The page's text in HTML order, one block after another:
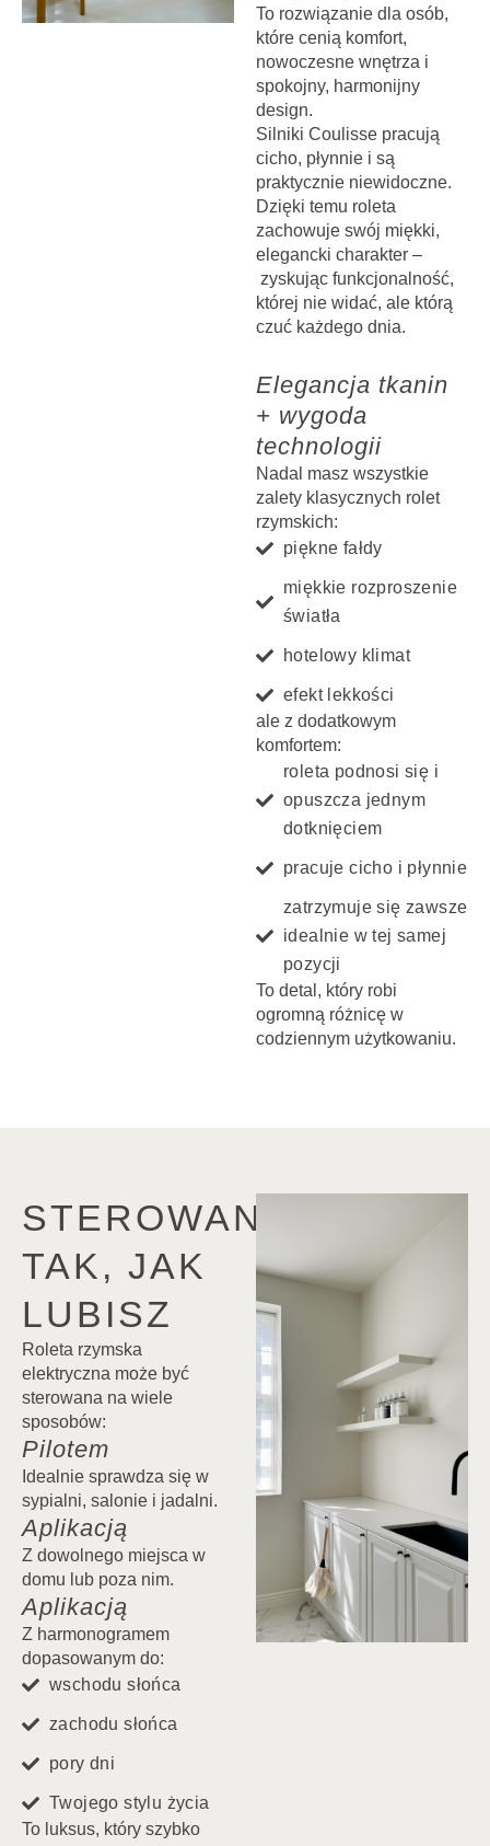
To rozwiązanie dla osób,
które cenią komfort,
nowoczesne wnętrza i
spokojny, harmonijny
design.
Silniki Coulisse pracują
cicho, płynnie i są
praktycznie niewidoczne.
Dzięki temu roleta
zachowuje swój miękki,
elegancki charakter –
zyskując funkcjonalność,
której nie widać, ale którą
czuć każdego dnia.
Elegancja tkanin
+ wygoda
technologii
Nadal masz wszystkie
zalety klasycznych rolet
rzymskich:
piękne fałdy
miękkie rozproszenie
światła
hotelowy klimat
efekt lekkości
ale z dodatkowym
komfortem:
roleta podnosi się i
opuszcza jednym
dotknięciem
pracuje cicho i płynnie
zatrzymuje się zawsze
idealnie w tej samej
pozycji
To detal, który robi
ogromną różnicę w
codziennym użytkowaniu.
STEROWANIE?
TAK, JAK
LUBISZ
Roleta rzymska
elektryczna może być
sterowana na wiele
sposobów:
Pilotem
Idealnie sprawdza się w
sypialni, salonie i jadalni.
Aplikacją
Z dowolnego miejsca w
domu lub poza nim.
Aplikacją
Z harmonogramem
dopasowanym do:
wschodu słońca
zachodu słońca
pory dni
Twojego stylu życia
To luksus, który szybko